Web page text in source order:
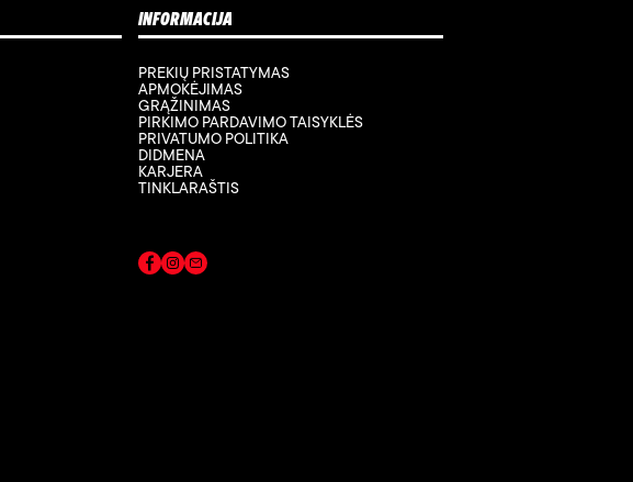
INFORMACIJA
PREKIŲ PRISTATYMAS
APMOKĖJIMAS
GRĄŽINIMAS
PIRKIMO PARDAVIMO TAISYKLĖS
PRIVATUMO POLITIKA
DIDMENA
KARJERA
TINKLARAŠTIS